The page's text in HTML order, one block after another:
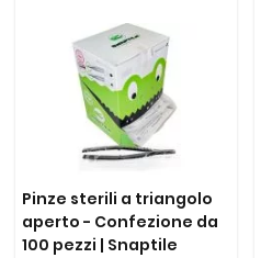
Pinze sterili a triangolo
aperto - Confezione da
100 pezzi | Snaptile